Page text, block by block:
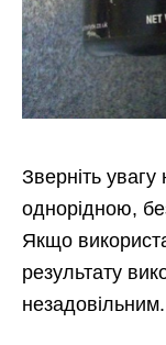
Зверніть
однорідною,
Якщо
результату
незадовільним.